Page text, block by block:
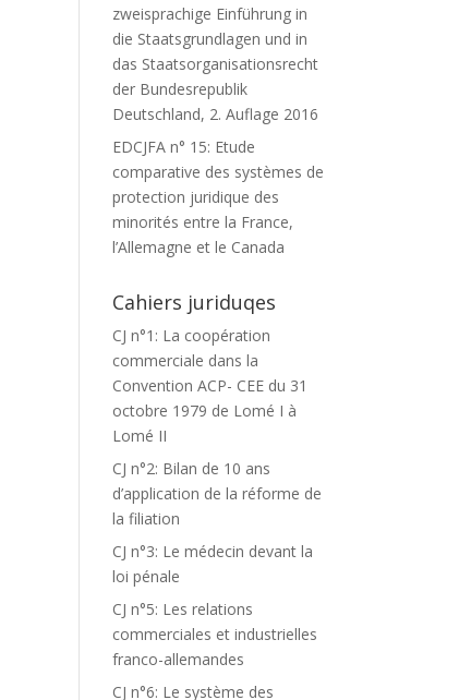
zweisprachige Einführung in
die Staatsgrundlagen und in
das Staatsorganisationsrecht
der Bundesrepublik
Deutschland, 2. Auflage 2016
EDCJFA n° 15: Etude
comparative des systèmes de
protection juridique des
minorités entre la France,
l’Allemagne et le Canada
Cahiers juriduqes
CJ n°1: La coopération
commerciale dans la
Convention ACP- CEE du 31
octobre 1979 de Lomé I à
Lomé II
CJ n°2: Bilan de 10 ans
d’application de la réforme de
la filiation
CJ n°3: Le médecin devant la
loi pénale
CJ n°5: Les relations
commerciales et industrielles
franco-allemandes
CJ n°6: Le système des